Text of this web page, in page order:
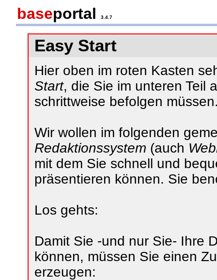
baseportal 3.4.7
Easy Start
Hier oben im roten Kasten
Start, die Sie im unteren Teil
schrittweise befolgen
Wir wollen im folgenden
Redaktionssystem (auch
mit dem Sie schnell und
präsentieren können. Sie
Los gehts:
Damit Sie -und nur Sie- Ihre
können, müssen Sie einen
erzeugen: